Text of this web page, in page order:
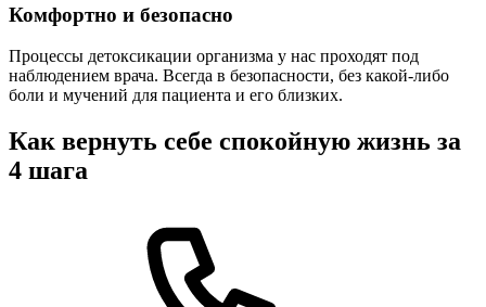
Комфортно и безопасно
Процессы детоксикации организма у нас проходят под
наблюдением врача. Всегда в безопасности, без какой-либо
боли и мучений для пациента и его близких.
Как вернуть себе спокойную жизнь за
4 шага